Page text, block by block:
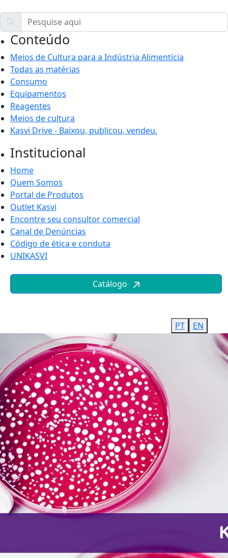
Conteúdo
Meios de Cultura para a Indústria Alimentícia
Todas as matérias
Consumo
Equipamentos
Reagentes
Meios de cultura
Kasvi Drive - Baixou, publicou, vendeu.
Institucional
Home
Quem Somos
Portal de Produtos
Outlet Kasvi
Encontre seu consultor comercial
Canal de Denúncias
Código de ética e conduta
UNIKASVI
Catálogo
PT EN